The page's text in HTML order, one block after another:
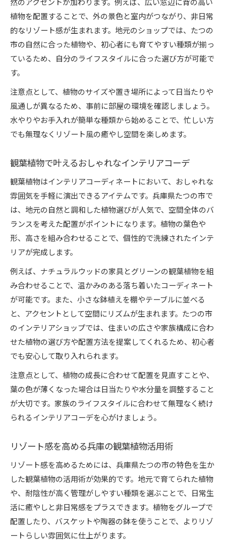
植物を配置することで、外の景色と室内がつながり、非日常
的なリゾート感が生まれます。地元のショップでは、たつの
市の自然に合った植物や、初心者にも育てやすい種類が揃っ
ているため、自分のライフスタイルに合った選び方が可能で
す。
注意点として、植物のサイズや置き場所によって日当たりや
風通しが異なるため、事前に部屋の環境を確認しましょう。
水やりやお手入れが簡単な種類から始めることで、忙しい方
でも無理なくリゾート風の癒やし空間を楽しめます。
観葉植物で叶えるおしゃれなインテリアコーデ
観葉植物はインテリアコーディネートにおいて、おしゃれな
雰囲気を手軽に演出できるアイテムです。兵庫県たつの市で
は、地元の自然と調和した植物選びが人気で、空間全体のバ
ランスを考えた配置がポイントになります。植物の葉色や
形、高さを組み合わせることで、個性的で洗練されたインテ
リアが完成します。
例えば、ナチュラルウッドの家具とグリーンの観葉植物を組
み合わせることで、温かみのある落ち着いたコーディネート
が可能です。また、小さな鉢植えを棚やテーブルに並べる
と、アクセントとして空間にリズムが生まれます。たつの市
のインテリアショップでは、住まいの広さや家族構成に合わ
せた植物の選び方や配置方法を提案してくれるため、初心者
でも安心して取り入れられます。
注意点として、植物の成長に合わせて配置を見直すことや、
葉の色が薄くなった場合は日当たりや水分量を調整すること
が大切です。家族のライフスタイルに合わせて無理なく続け
られるインテリアコーデを心がけましょう。
リゾート感を高める兵庫の観葉植物活用術
リゾート感を高めるためには、兵庫県たつの市の特色を生か
した観葉植物の活用術が効果的です。地元で育てられた植物
や、耐陰性が高く管理がしやすい種類を選ぶことで、日常生
活に癒やしと非日常感をプラスできます。植物をグループで
配置したり、バスケットや陶器の鉢を使うことで、よりリゾ
ートらしい雰囲気に仕上がります。